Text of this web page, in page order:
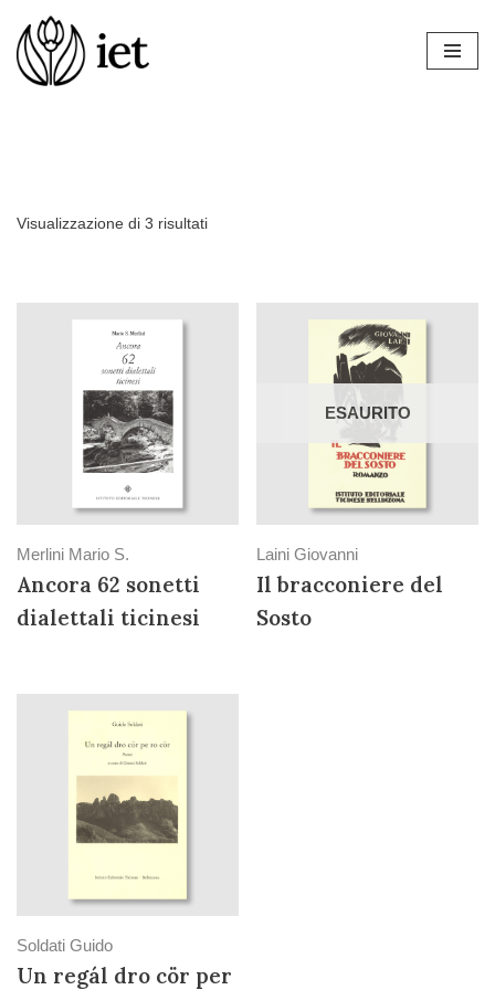
Vai
al
Visualizzazione di 3 risultati
Merlini Mario S.
Ancora 62 sonetti
dialettali ticinesi
ESAURITO
Laini Giovanni
Il bracconiere del
Sosto
Soldati Guido
Un regál dro cör per